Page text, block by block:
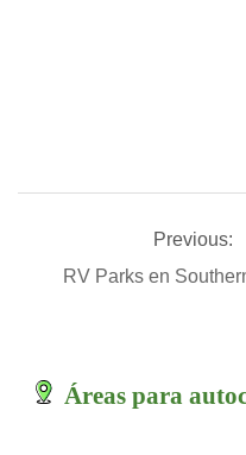
Previous:
RV Parks en
Áreas para